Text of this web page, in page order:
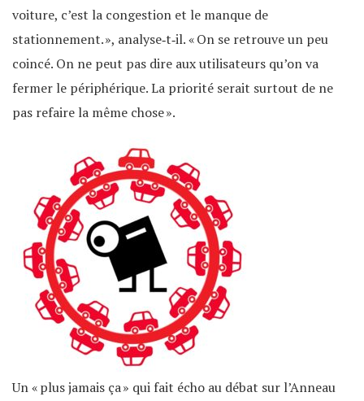
voiture, c’est la congestion et le manque de
stationnement. », analyse‐t‐il. « On se retrouve un peu
coincé. On ne peut pas dire aux utilisateurs qu’on va
fermer le périphérique. La priorité serait surtout de ne
pas refaire la même chose ».
Un « plus jamais ça » qui fait écho au débat sur l’Anneau